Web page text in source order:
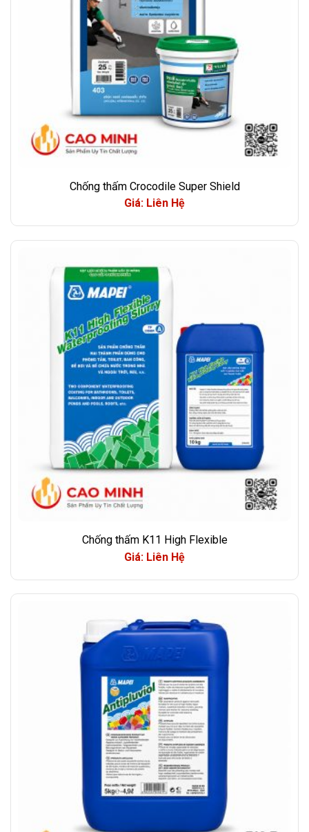
Chống thấm Crocodile Super Shield
Giá: Liên Hệ
Chống thấm K11 High Flexible
Giá: Liên Hệ